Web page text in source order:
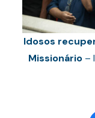
Idosos
Missionário–